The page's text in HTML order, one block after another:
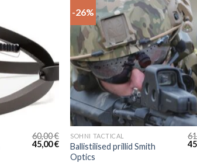
60,00€
Algne
hind
45,00€Current
price
-26%
SOHNI TACTICAL
Ballistilised prillid Smith
Optics